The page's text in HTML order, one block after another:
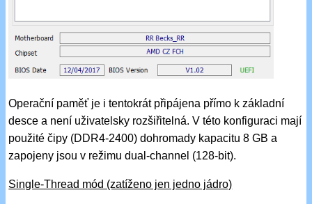
Operační paměť je i tentokrát připájena přímo k základní
desce a není uživatelsky rozšiřitelná. V této konfiguraci mají
použité čipy (DDR4-2400) dohromady kapacitu 8 GB a
zapojeny jsou v režimu dual-channel (128-bit).
Single-Thread mód (zatíženo jen jedno jádro)